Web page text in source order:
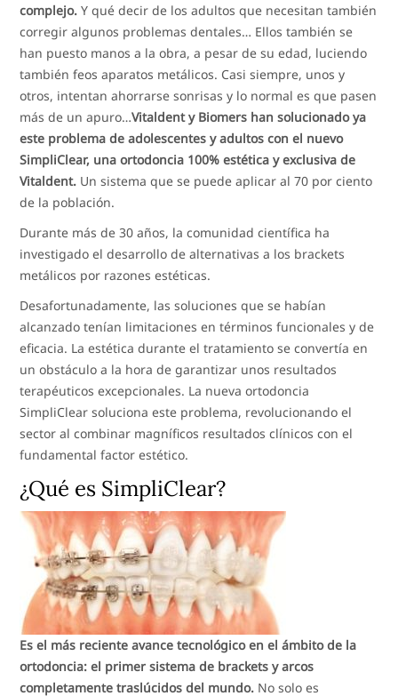
complejo. Y qué decir de los adultos que necesitan también
corregir algunos problemas dentales… Ellos también se
han puesto manos a la obra, a pesar de su edad, luciendo
también feos aparatos metálicos. Casi siempre, unos y
otros, intentan ahorrarse sonrisas y lo normal es que pasen
más de un apuro…Vitaldent y Biomers han solucionado ya
este problema de adolescentes y adultos con el nuevo
SimpliClear, una ortodoncia 100% estética y exclusiva de
Vitaldent. Un sistema que se puede aplicar al 70 por ciento
de la población.
Durante más de 30 años, la comunidad científica ha
investigado el desarrollo de alternativas a los brackets
metálicos por razones estéticas.
Desafortunadamente, las soluciones que se habían
alcanzado tenían limitaciones en términos funcionales y de
eficacia. La estética durante el tratamiento se convertía en
un obstáculo a la hora de garantizar unos resultados
terapéuticos excepcionales. La nueva ortodoncia
SimpliClear soluciona este problema, revolucionando el
sector al combinar magníficos resultados clínicos con el
fundamental factor estético.
¿Qué es SimpliClear?
Es el más reciente avance tecnológico en el ámbito de la
ortodoncia: el primer sistema de brackets y arcos
completamente traslúcidos del mundo. No solo es